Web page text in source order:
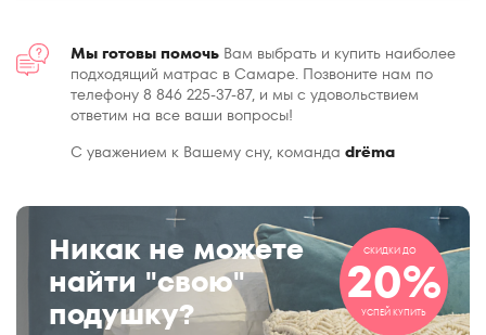
Мы готовы помочь Вам выбрать и купить наиболее
подходящий матрас в Самаре. Позвоните нам по
телефону 8 846 225-37-87, и мы с удовольствием
ответим на все ваши вопросы!
С уважением к Вашему сну, команда drёma
Никак не можете
найти "свою"
подушку?
СКИДКИ ДО
20%
УСПЕЙ КУПИТЬ